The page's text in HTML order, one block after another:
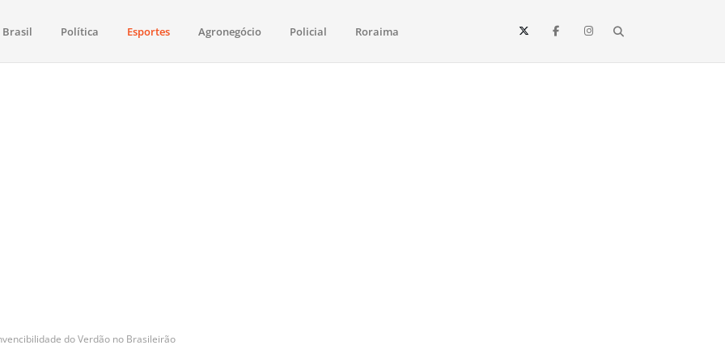
saúde, esportes, economia e os principais acontecimentos de Boa Vista e todo o estado de Roraima. Fique sempre informado
Brasil Política Esportes Agronegócio Policial Roraima
do Verdão no Brasileirão